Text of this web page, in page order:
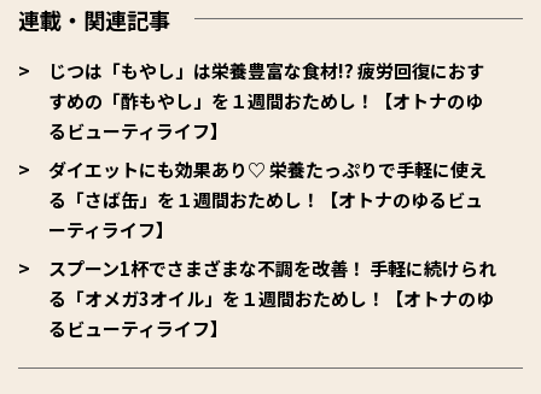
連載・関連記事
じつは「もやし」は栄養豊富な食材!? 疲労回復におす
すめの「酢もやし」を１週間おためし！【オトナのゆ
るビューティライフ】
ダイエットにも効果あり♡ 栄養たっぷりで手軽に使え
る「さば缶」を１週間おためし！【オトナのゆるビュ
ーティライフ】
スプーン1杯でさまざまな不調を改善！ 手軽に続けられ
る「オメガ3オイル」を１週間おためし！【オトナのゆ
るビューティライフ】